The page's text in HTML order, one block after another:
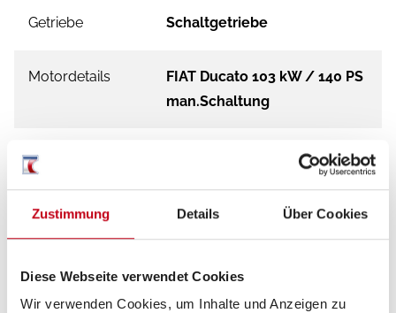
Zustimmung Details Über Cookies
Diese Webseite verwendet Cookies
Wir verwenden Cookies, um Inhalte und Anzeigen zu
Getriebe Schaltgetriebe
Motordetails
FIAT Ducato 103 kW / 140 PS
man.Schaltung
Schadstoffnorm
Umweltplakette grün